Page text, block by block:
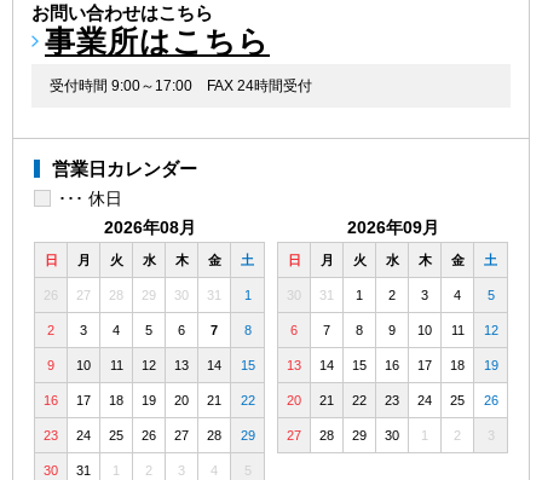
お問い合わせはこちら
事業所はこちら
受付時間 9:00～17:00 FAX 24時間受付
営業日カレンダー
･･･ 休日
2026年08月
日 月 火 水 木 金 土
26 27 28 29 30 31 1
2 3 4 5 6 7 8
9 10 11 12 13 14 15
16 17 18 19 20 21 22
23 24 25 26 27 28 29
30 31 1 2 3 4 5
2026年09月
日 月 火 水 木 金 土
30 31 1 2 3 4 5
6 7 8 9 10 11 12
13 14 15 16 17 18 19
20 21 22 23 24 25 26
27 28 29 30 1 2 3